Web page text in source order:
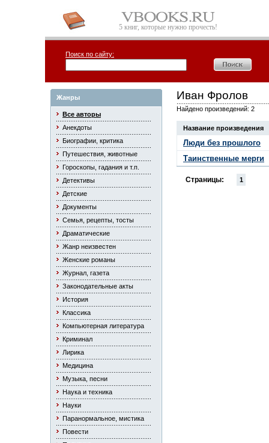
5 книг, которые нужно прочесть!
Поиск по сайту:
Жанры
Все авторы
Анекдоты
Биографии, критика
Путешествия, животные
Гороскопы, гадания и т.п.
Детективы
Детские
Документы
Семья, рецепты, тосты
Драматические
Жанр неизвестен
Женские романы
Журнал, газета
Законодательные акты
История
Классика
Компьютерная литература
Криминал
Лирика
Медицина
Музыка, песни
Наука и техника
Науки
Паранормальное, мистика
Повести
Иван Фролов
Найдено произведений: 2
Название произведения
Люди без прошлого
Таинственные мерги
Страницы: 1